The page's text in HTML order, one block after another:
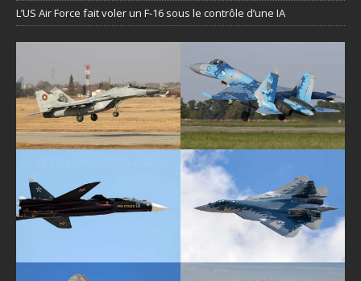
L’US Air Force fait voler un F-16 sous le contrôle d’une IA